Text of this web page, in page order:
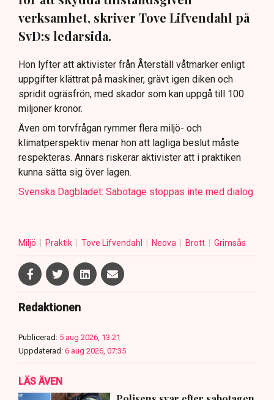
verksamhet, skriver Tove Lifvendahl på
SvD:s ledarsida.
Hon lyfter att aktivister från Återställ våtmarker enligt
uppgifter klättrat på maskiner, grävt igen diken och
spridit ogräsfrön, med skador som kan uppgå till 100
miljoner kronor.
Även om torvfrågan rymmer flera miljö- och
klimatperspektiv menar hon att lagliga beslut måste
respekteras. Annars riskerar aktivister att i praktiken
kunna sätta sig över lagen.
Svenska Dagbladet: Sabotage stoppas inte med dialog
Miljö Praktik Tove Lifvendahl Neova Brott Grimsås
Redaktionen
Publicerad: 5 aug 2026, 13:21
Uppdaterad: 6 aug 2026, 07:35
LÄS ÄVEN